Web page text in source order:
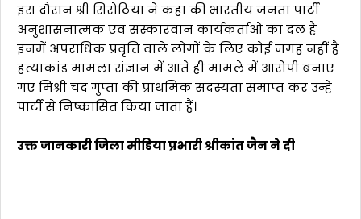
इस दौरान श्री सिरोठिया ने कहा की भारतीय जनता पार्टी
अनुशासनात्मक एवं संस्कारवान कार्यकर्ताओं का दल है
इनमें अपराधिक प्रवृत्ति वाले लोगों के लिए कोई जगह नहीं है
हत्याकांड मामला संज्ञान में आते ही मामले में आरोपी बनाए
गए मिश्री चंद गुप्ता की प्राथमिक सदस्यता समाप्त कर उन्हे
पार्टी से निष्कासित किया जाता हैं।
उक्त जानकारी जिला मीडिया प्रभारी श्रीकांत जैन ने दी